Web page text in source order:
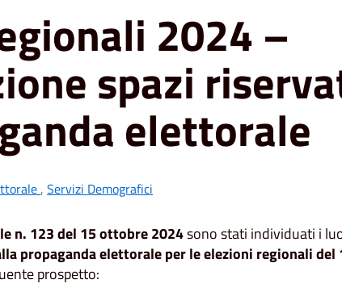
2024 –
spazi
elettorale
, Servizi Demografici
n. 123 del 15 ottobre 2024sono stati individuati i
propaganda elettorale per le elezioni regionali del
prospetto: